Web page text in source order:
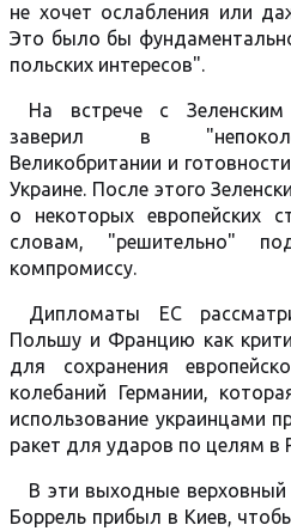
не хочет ослабления или
Это было бы
польских интересов".
На встрече с
заверил в
Великобритании и
Украине. После этого
о некоторых европейских
словам, "решительно"
компромиссу.
Дипломаты ЕС
Польшу и Францию как
для сохранения
колебаний Германии,
использование украинцами
ракет для ударов по целям в
В эти выходные
Боррель прибыл в Киев,